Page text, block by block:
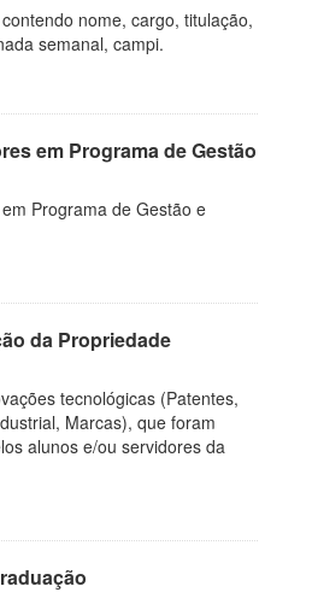
nome, cargo, titulação,
semanal, campi.
em Programa de Gestão
Programa de Gestão e
da Propriedade
tecnológicas (Patentes,
Marcas), que foram
alunos e/ou servidores da